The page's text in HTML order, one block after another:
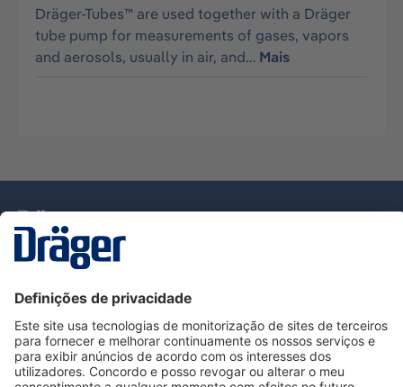
Dräger-Tubes™ are used together with a Dräger
tube pump for measurements of gases, vapors
and aerosols, usually in air, and… Mais
Serviço de Apoio ao Cliente Dräger
Utilização da loja
Informações